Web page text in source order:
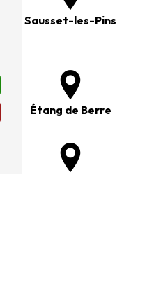
Sausset-les-Pins
Étang de Berre